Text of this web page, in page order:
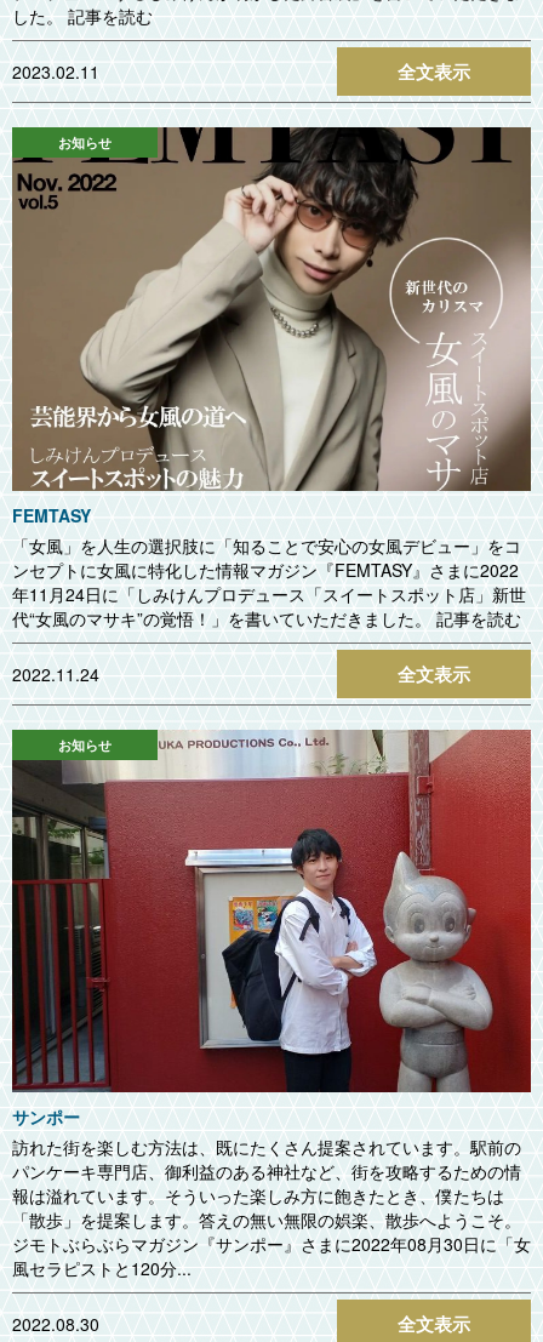
した。 記事を読む
2023.02.11 全文表示
FEMTASY
「女風」を人生の選択肢に「知ることで安心の女風デビュー」をコ
ンセプトに女風に特化した情報マガジン『FEMTASY』さまに2022
年11月24日に「しみけんプロデュース「スイートスポット店」新世
代“女風のマサキ”の覚悟！」を書いていただきました。 記事を読む
2022.11.24 全文表示
お知らせ
サンポー
訪れた街を楽しむ方法は、既にたくさん提案されています。駅前の
パンケーキ専門店、御利益のある神社など、街を攻略するための情
報は溢れています。そういった楽しみ方に飽きたとき、僕たちは
「散歩」を提案します。答えの無い無限の娯楽、散歩へようこそ。
ジモトぶらぶらマガジン『サンポー』さまに2022年08月30日に「女
風セラピストと120分...
2022.08.30 全文表示
お知らせ